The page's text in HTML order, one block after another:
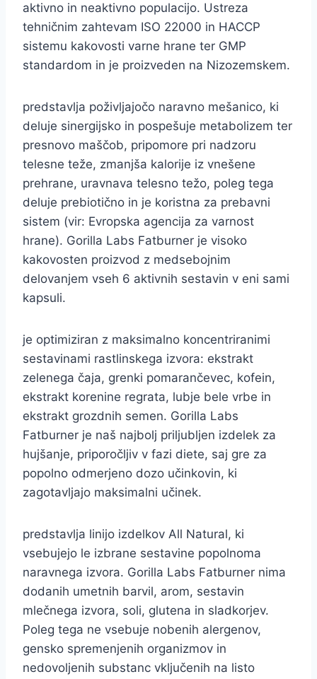
aktivno in neaktivno populacijo. Ustreza
tehničnim zahtevam ISO 22000 in HACCP
sistemu kakovosti varne hrane ter GMP
standardom in je proizveden na Nizozemskem.
predstavlja poživljajočo naravno mešanico, ki
deluje sinergijsko in pospešuje metabolizem ter
presnovo maščob, pripomore pri nadzoru
telesne teže, zmanjša kalorije iz vnešene
prehrane, uravnava telesno težo, poleg tega
deluje prebiotično in je koristna za prebavni
sistem (vir: Evropska agencija za varnost
hrane). Gorilla Labs Fatburner je visoko
kakovosten proizvod z medsebojnim
delovanjem vseh 6 aktivnih sestavin v eni sami
kapsuli.
je optimiziran z maksimalno koncentriranimi
sestavinami rastlinskega izvora: ekstrakt
zelenega čaja, grenki pomarančevec, kofein,
ekstrakt korenine regrata, lubje bele vrbe in
ekstrakt grozdnih semen. Gorilla Labs
Fatburner je naš najbolj priljubljen izdelek za
hujšanje, priporočljiv v fazi diete, saj gre za
popolno odmerjeno dozo učinkovin, ki
zagotavljajo maksimalni učinek.
predstavlja linijo izdelkov All Natural, ki
vsebujejo le izbrane sestavine popolnoma
naravnega izvora. Gorilla Labs Fatburner nima
dodanih umetnih barvil, arom, sestavin
mlečnega izvora, soli, glutena in sladkorjev.
Poleg tega ne vsebuje nobenih alergenov,
gensko spremenjenih organizmov in
nedovoljenih substanc vključenih na listo